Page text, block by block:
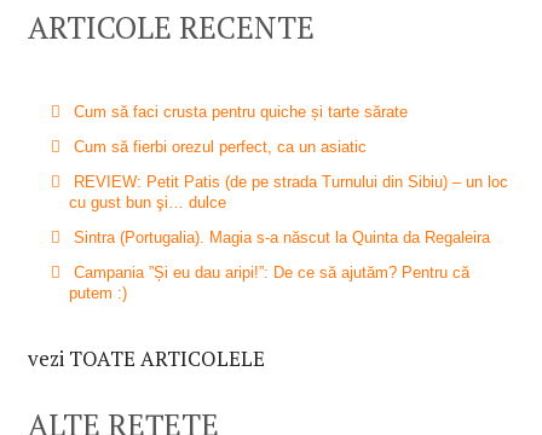
ARTICOLE RECENTE
Cum să faci crusta pentru quiche și tarte sărate
Cum să fierbi orezul perfect, ca un asiatic
REVIEW: Petit Patis (de pe strada Turnului din Sibiu) – un loc
cu gust bun şi… dulce
Sintra (Portugalia). Magia s-a născut la Quinta da Regaleira
Campania ”Și eu dau aripi!”: De ce să ajutăm? Pentru că
putem :)
vezi TOATE ARTICOLELE
ALTE REȚETE